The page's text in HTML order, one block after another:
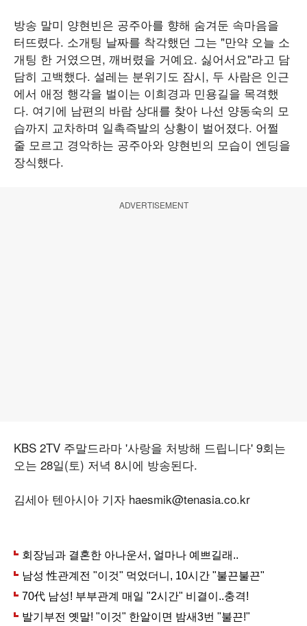
방송 말미 양현빈은 공주아를 향해 숨겨둔 속마음을
터뜨렸다. 소개팅 날짜를 착각했던 그는 "만약 오늘 소
개팅 한 거였으면, 깨버렸을 거예요. 싫어서요"라고 담
담히 고백했다. 설레는 분위기도 잠시, 두 사람은 인근
에서 애정 행각을 벌이는 이희경과 민용길을 목격했
다. 여기에 남편의 바람 상대를 찾아 나선 양동숙의 모
습까지 교차하며 일촉즉발의 상황이 벌어졌다. 어쩔
줄 모르고 경악하는 공주아와 양현빈의 모습이 엔딩을
장식했다.
ADVERTISEMENT
KBS 2TV 주말드라마 '사랑을 처방해 드립니다' 9회는
오는 28일(토) 저녁 8시에 방송된다.
김세아 텐아시아 기자 haesmik@tenasia.co.kr